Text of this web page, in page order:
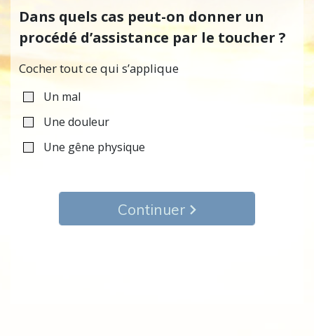
Dans quels cas peut-on donner un
procédé d’assistance par le toucher ?
Cocher tout ce qui s’applique
Un mal
Une douleur
Une gêne physique
Continuer